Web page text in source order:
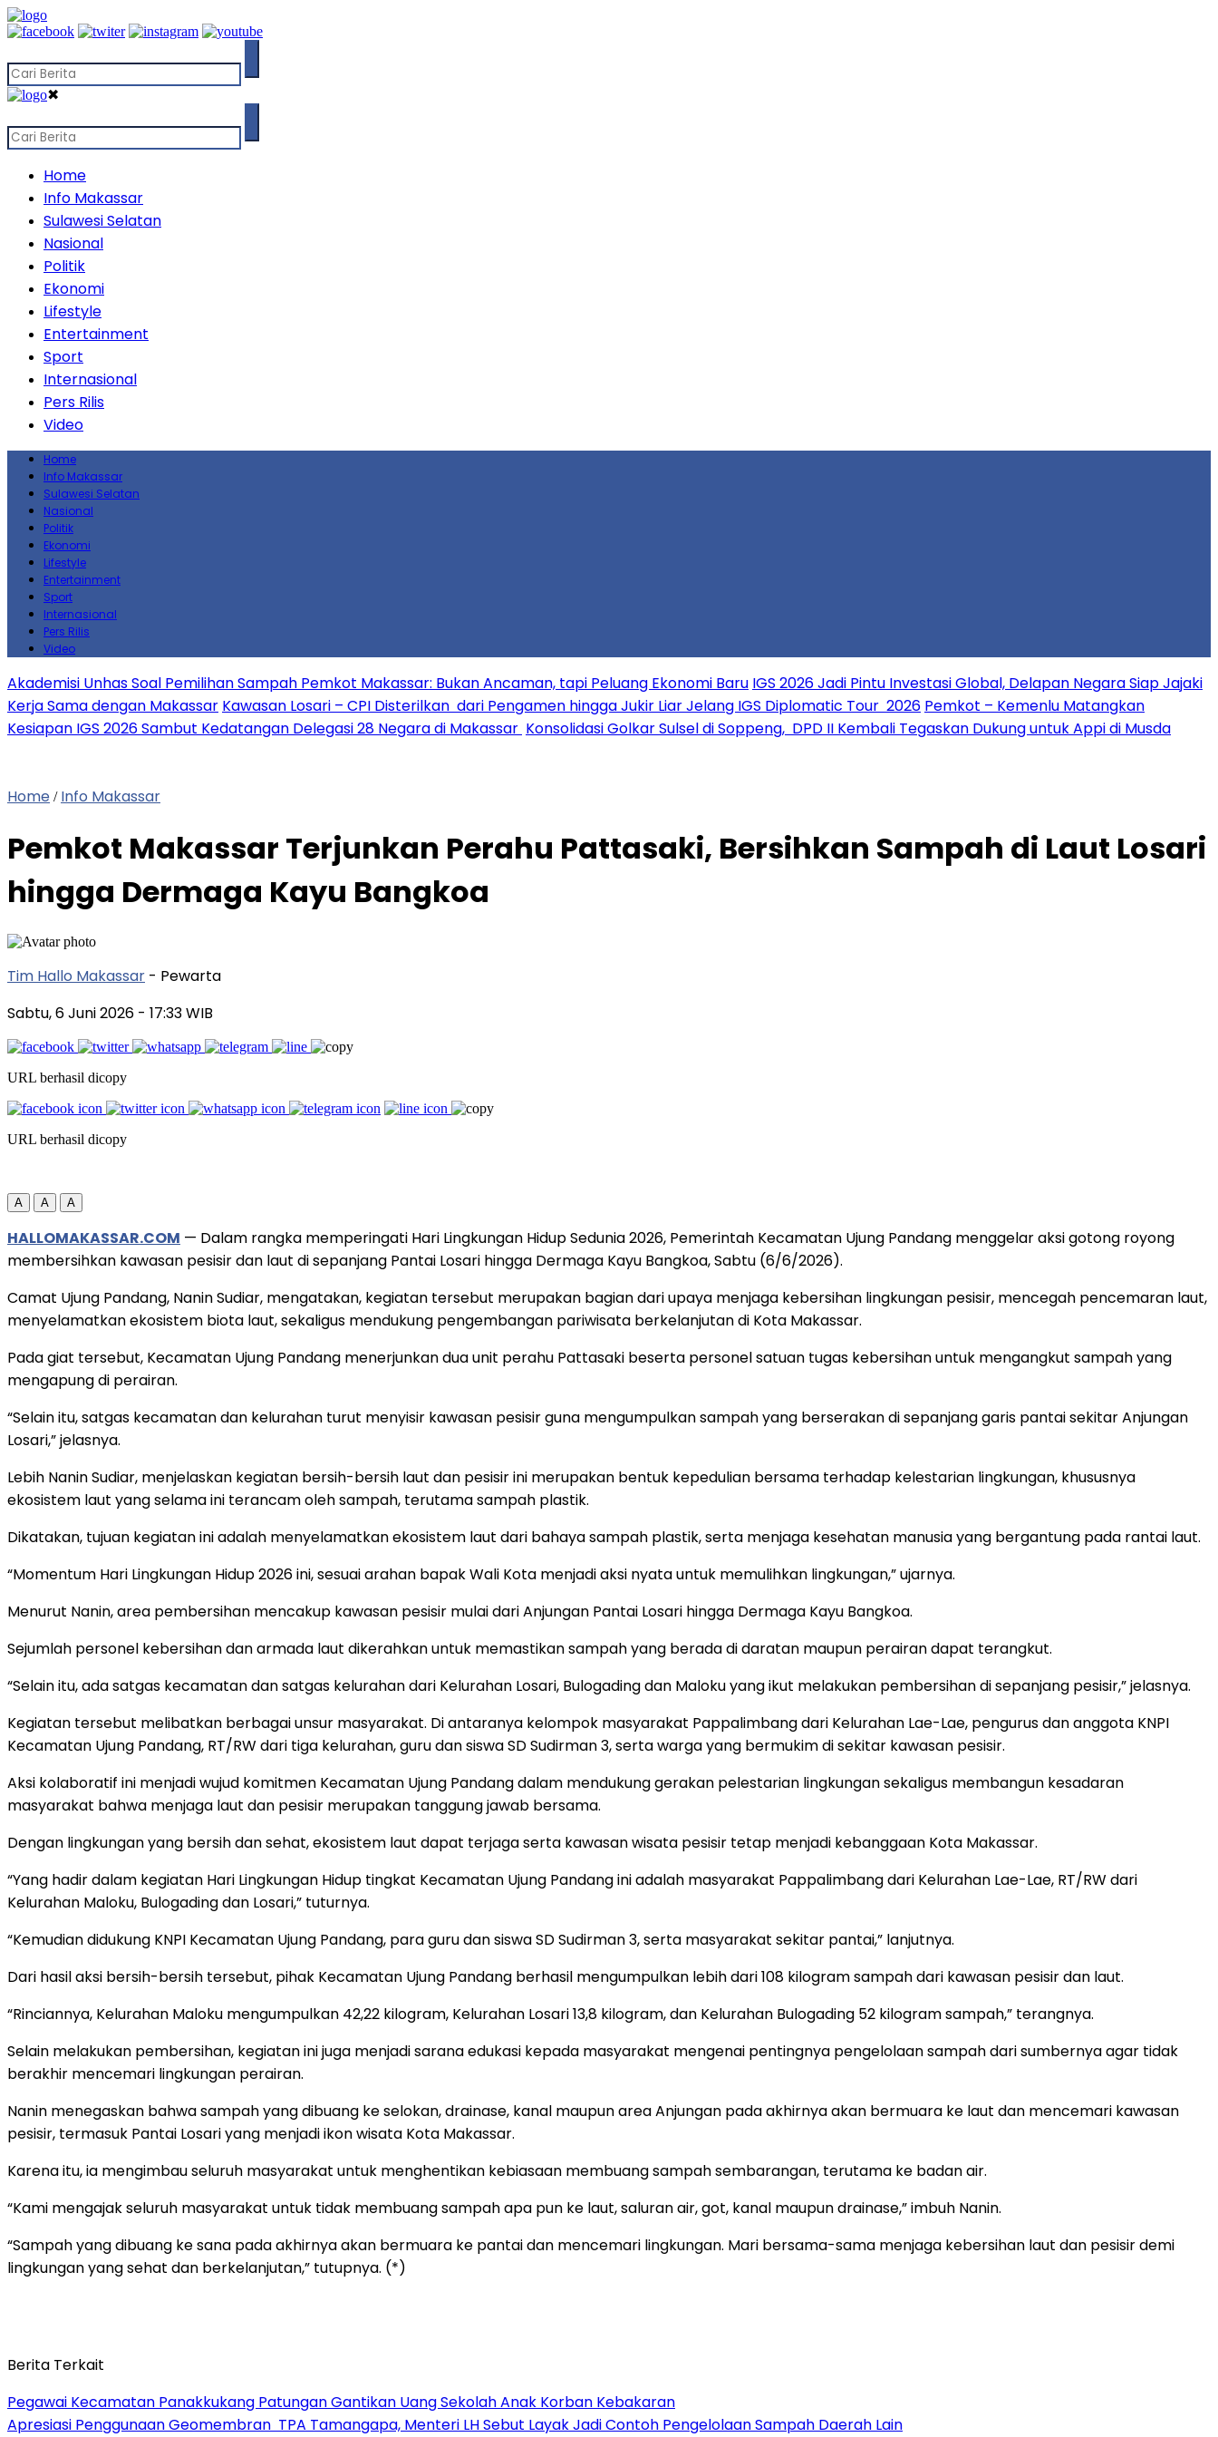
✖
Home
Info Makassar
Sulawesi Selatan
Nasional
Politik
Ekonomi
Lifestyle
Entertainment
Sport
Internasional
Pers Rilis
Video
Home
Info Makassar
Sulawesi Selatan
Nasional
Politik
Ekonomi
Lifestyle
Entertainment
Sport
Internasional
Pers Rilis
Video
Akademisi Unhas Soal Pemilihan Sampah Pemkot Makassar: Bukan Ancaman, tapi Peluang Ekonomi Baru IGS 2026 Jadi Pintu Investasi Global, Delapan Negara Siap Jajaki
Kerja Sama dengan Makassar Kawasan Losari – CPI Disterilkan dari Pengamen hingga Jukir Liar Jelang IGS Diplomatic Tour 2026 Pemkot – Kemenlu Matangkan
Kesiapan IGS 2026 Sambut Kedatangan Delegasi 28 Negara di Makassar Konsolidasi Golkar Sulsel di Soppeng, DPD II Kembali Tegaskan Dukung untuk Appi di Musda
Home / Info Makassar
Pemkot Makassar Terjunkan Perahu Pattasaki, Bersihkan Sampah di Laut Losari
hingga Dermaga Kayu Bangkoa
Tim Hallo Makassar - Pewarta
Sabtu, 6 Juni 2026 - 17:33 WIB
URL berhasil dicopy
URL berhasil dicopy
A A A
HALLOMAKASSAR.COM — Dalam rangka memperingati Hari Lingkungan Hidup Sedunia 2026, Pemerintah Kecamatan Ujung Pandang menggelar aksi gotong royong
membersihkan kawasan pesisir dan laut di sepanjang Pantai Losari hingga Dermaga Kayu Bangkoa, Sabtu (6/6/2026).
Camat Ujung Pandang, Nanin Sudiar, mengatakan, kegiatan tersebut merupakan bagian dari upaya menjaga kebersihan lingkungan pesisir, mencegah pencemaran laut,
menyelamatkan ekosistem biota laut, sekaligus mendukung pengembangan pariwisata berkelanjutan di Kota Makassar.
Pada giat tersebut, Kecamatan Ujung Pandang menerjunkan dua unit perahu Pattasaki beserta personel satuan tugas kebersihan untuk mengangkut sampah yang
mengapung di perairan.
“Selain itu, satgas kecamatan dan kelurahan turut menyisir kawasan pesisir guna mengumpulkan sampah yang berserakan di sepanjang garis pantai sekitar Anjungan
Losari,” jelasnya.
Lebih Nanin Sudiar, menjelaskan kegiatan bersih-bersih laut dan pesisir ini merupakan bentuk kepedulian bersama terhadap kelestarian lingkungan, khususnya
ekosistem laut yang selama ini terancam oleh sampah, terutama sampah plastik.
Dikatakan, tujuan kegiatan ini adalah menyelamatkan ekosistem laut dari bahaya sampah plastik, serta menjaga kesehatan manusia yang bergantung pada rantai laut.
“Momentum Hari Lingkungan Hidup 2026 ini, sesuai arahan bapak Wali Kota menjadi aksi nyata untuk memulihkan lingkungan,” ujarnya.
Menurut Nanin, area pembersihan mencakup kawasan pesisir mulai dari Anjungan Pantai Losari hingga Dermaga Kayu Bangkoa.
Sejumlah personel kebersihan dan armada laut dikerahkan untuk memastikan sampah yang berada di daratan maupun perairan dapat terangkut.
“Selain itu, ada satgas kecamatan dan satgas kelurahan dari Kelurahan Losari, Bulogading dan Maloku yang ikut melakukan pembersihan di sepanjang pesisir,” jelasnya.
Kegiatan tersebut melibatkan berbagai unsur masyarakat. Di antaranya kelompok masyarakat Pappalimbang dari Kelurahan Lae-Lae, pengurus dan anggota KNPI
Kecamatan Ujung Pandang, RT/RW dari tiga kelurahan, guru dan siswa SD Sudirman 3, serta warga yang bermukim di sekitar kawasan pesisir.
Aksi kolaboratif ini menjadi wujud komitmen Kecamatan Ujung Pandang dalam mendukung gerakan pelestarian lingkungan sekaligus membangun kesadaran
masyarakat bahwa menjaga laut dan pesisir merupakan tanggung jawab bersama.
Dengan lingkungan yang bersih dan sehat, ekosistem laut dapat terjaga serta kawasan wisata pesisir tetap menjadi kebanggaan Kota Makassar.
“Yang hadir dalam kegiatan Hari Lingkungan Hidup tingkat Kecamatan Ujung Pandang ini adalah masyarakat Pappalimbang dari Kelurahan Lae-Lae, RT/RW dari
Kelurahan Maloku, Bulogading dan Losari,” tuturnya.
“Kemudian didukung KNPI Kecamatan Ujung Pandang, para guru dan siswa SD Sudirman 3, serta masyarakat sekitar pantai,” lanjutnya.
Dari hasil aksi bersih-bersih tersebut, pihak Kecamatan Ujung Pandang berhasil mengumpulkan lebih dari 108 kilogram sampah dari kawasan pesisir dan laut.
“Rinciannya, Kelurahan Maloku mengumpulkan 42,22 kilogram, Kelurahan Losari 13,8 kilogram, dan Kelurahan Bulogading 52 kilogram sampah,” terangnya.
Selain melakukan pembersihan, kegiatan ini juga menjadi sarana edukasi kepada masyarakat mengenai pentingnya pengelolaan sampah dari sumbernya agar tidak
berakhir mencemari lingkungan perairan.
Nanin menegaskan bahwa sampah yang dibuang ke selokan, drainase, kanal maupun area Anjungan pada akhirnya akan bermuara ke laut dan mencemari kawasan
pesisir, termasuk Pantai Losari yang menjadi ikon wisata Kota Makassar.
Karena itu, ia mengimbau seluruh masyarakat untuk menghentikan kebiasaan membuang sampah sembarangan, terutama ke badan air.
“Kami mengajak seluruh masyarakat untuk tidak membuang sampah apa pun ke laut, saluran air, got, kanal maupun drainase,” imbuh Nanin.
“Sampah yang dibuang ke sana pada akhirnya akan bermuara ke pantai dan mencemari lingkungan. Mari bersama-sama menjaga kebersihan laut dan pesisir demi
lingkungan yang sehat dan berkelanjutan,” tutupnya. (*)
Berita Terkait
Pegawai Kecamatan Panakkukang Patungan Gantikan Uang Sekolah Anak Korban Kebakaran
Apresiasi Penggunaan Geomembran TPA Tamangapa, Menteri LH Sebut Layak Jadi Contoh Pengelolaan Sampah Daerah Lain